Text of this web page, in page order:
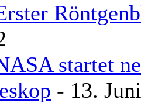
startet
- 13.